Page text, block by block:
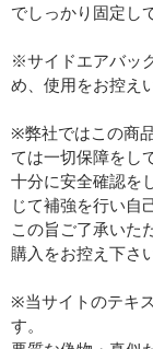
でしっかり固定し
※サイドエアバッ
め、使用をお控え
※弊社ではこの商
ては一切保障をし
十分に安全確認を
じて補強を行い自
この旨ご了承いた
購入をお控え下さ
※当サイトのテキ
す。